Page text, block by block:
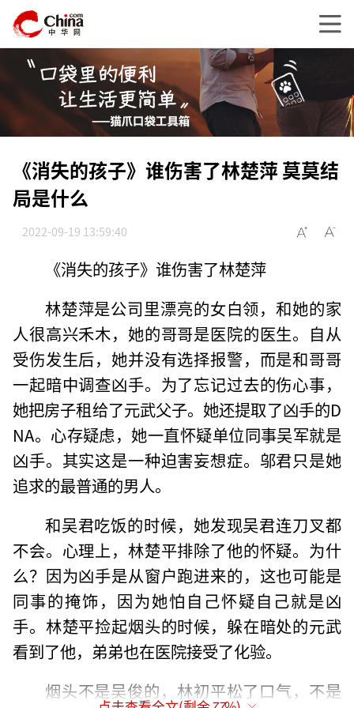
《消失的孩子》谁伤害了林楚萍 莫莫结
局是什么
2022-09-19 13:59:40
《消失的孩子》谁伤害了林楚萍
林楚萍是公司里漂亮的女白领，和她的家
人很高兴禾木，她的哥哥是医院的医生。自从
受伤发生后，她并没有选择报警，而是和哥哥
一起暗中调查凶手。为了忘记过去的伤心事，
她把房子租给了元武父子。她还提取了凶手的D
NA。心存疑虑，她一直怀疑单位同事吴军就是
凶手。其实这是一种迫害妄想症。邬君只是她
追求的最普通的男人。
和吴君吃饭的时候，她发现吴君连刀叉都
不会。心理上，林楚平排除了他的怀疑。为什
么？因为凶手是从窗户跑进来的，这也可能是
同事的掩饰，因为她怕自己怀疑自己就是凶
手。林楚平捡起烟头的时候，躲在暗处的元武
看到了他，弟弟也在医院接受了化验。
烟头不是吴俊的，林初平松了口气，不是